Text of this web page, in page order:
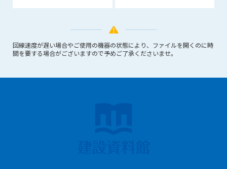
回線速度が遅い場合やご使用の機器の状態により、ファイルを開くのに時
間を要する場合がございますので予めご了承くださいませ。
ビスの提供に関連して管理者が知り得た会員の個人情報（以下
する場合を除き、第三者に開示または提供しないものとしま
す。
(1) 会員が、自己の個人情報の開示に事前に同意している場合
者に提供する場合